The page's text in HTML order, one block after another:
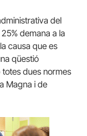
del
demana a la
causa que es
qüestió
totes dues normes
Magna i de